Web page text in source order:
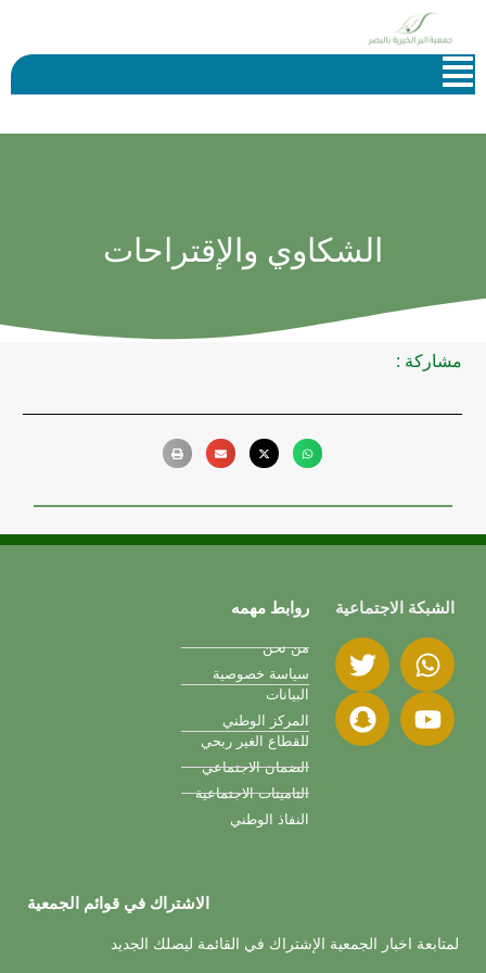
الشكاوي والإقتراحات
مشاركة :
الشبكة الاجتماعية روابط مهمه
من نحن
سياسة خصوصية
البيانات
المركز الوطني
للقطاع الغير ربحي
الضمان الاجتماعي
التامينات الاجتماعية
النفاذ الوطني
الاشتراك في قوائم الجمعية
لمتابعة اخبار الجمعية الإشتراك في القائمة ليصلك الجديد